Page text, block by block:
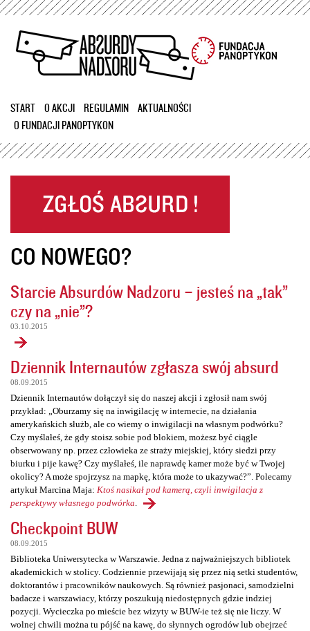
Przejdź
treści
START O AKCJI REGULAMIN
AKTUALNOŚCI
O FUNDACJI PANOPTYKON
CO NOWEGO?
Starcie Absurdów Nadzoru – jesteś na „tak”
czy na „nie”?
03.10.2015
Dziennik Internautów zgłasza swój absurd
08.09.2015
Dziennik Internautów dołączył się do naszej akcji i zgłosił nam swój
przykład: „Oburzamy się na inwigilację w internecie, na działania
amerykańskich służb, ale co wiemy o inwigilacji na własnym podwórku?
Czy myślałeś, że gdy stoisz sobie pod blokiem, możesz być ciągle
obserwowany np. przez człowieka ze straży miejskiej, który siedzi przy
biurku i pije kawę? Czy myślałeś, ile naprawdę kamer może być w Twojej
okolicy? A może spojrzysz na mapkę, która może to ukazywać?”. Polecamy
artykuł Marcina Maja: Ktoś nasikał pod kamerą, czyli inwigilacja z
perspektywy własnego podwórka
Checkpoint BUW
08.09.2015
Biblioteka Uniwersytecka w Warszawie. Jedna z najważniejszych bibliotek
akademickich w stolicy. Codziennie przewijają się przez nią setki studentów,
doktorantów i pracowników naukowych. Są również pasjonaci, samodzielni
badacze i warszawiacy, którzy poszukują niedostępnych gdzie indziej
pozycji. Wycieczka po mieście bez wizyty w BUW-ie też się nie liczy. W
wolnej chwili można tu pójść na kawę, do słynnych ogrodów lub obejrzeć